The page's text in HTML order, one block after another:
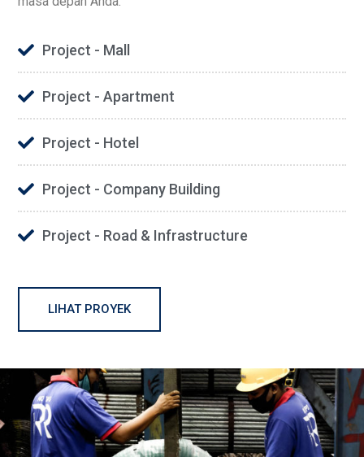
Project - Mall
Project - Apartment
Project - Hotel
Project - Company Building
Project - Road & Infrastructure
LIHAT PROYEK